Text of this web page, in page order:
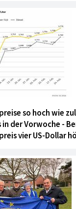
so hoch wie
in der Vorwoche -
vier US-Dollar